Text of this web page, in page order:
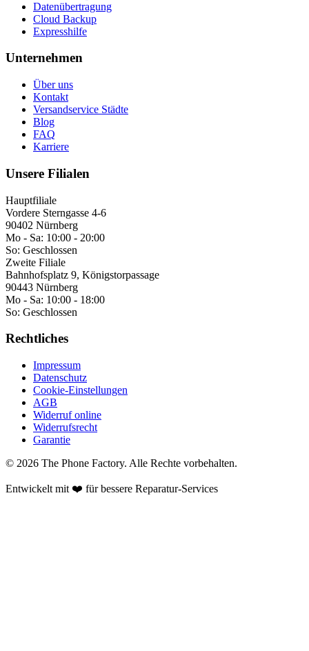
Datenübertragung
Cloud Backup
Expresshilfe
Unternehmen
Über uns
Kontakt
Versandservice Städte
Blog
FAQ
Karriere
Unsere Filialen
Hauptfiliale
Vordere Sterngasse 4-6
90402 Nürnberg
Mo - Sa: 10:00 - 20:00
So: Geschlossen
Zweite Filiale
Bahnhofsplatz 9, Königstorpassage
90443 Nürnberg
Mo - Sa: 10:00 - 18:00
So: Geschlossen
Rechtliches
Impressum
Datenschutz
Cookie-Einstellungen
AGB
Widerruf online
Widerrufsrecht
Garantie
© 2026 The Phone Factory. Alle Rechte vorbehalten.
Entwickelt mit ❤️ für bessere Reparatur-Services